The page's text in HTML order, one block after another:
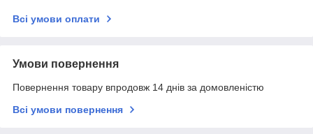
Всі умови оплати
Умови повернення
Повернення товару впродовж 14 днів за домовленістю
Всі умови повернення